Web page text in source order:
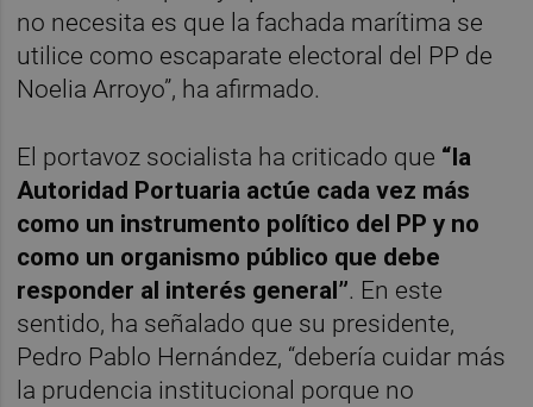
no necesita es que la fachada marítima se
utilice como escaparate electoral del PP de
Noelia Arroyo”, ha afirmado.
El portavoz socialista ha criticado que “la
Autoridad Portuaria actúe cada vez más
como un instrumento político del PP y no
como un organismo público que debe
responder al interés general”. En este
sentido, ha señalado que su presidente,
Pedro Pablo Hernández, “debería cuidar más
la prudencia institucional porque no